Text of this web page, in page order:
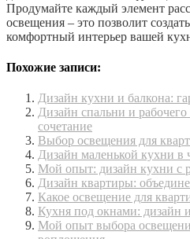
Продумайте каждый элемент
освещения – это позволит
комфортный интерьер вашей
Похожие записи:
Дизайн кухни и балкона:
Дизайн спальни и
сочетание
Выбор освещения для
Дизайн маленькой кухни в
Мой опыт: дизайн кухни с
Дизайн квартиры:
Какое освещение для
Кухня под окнами: дизайн
Мой опыт выбора